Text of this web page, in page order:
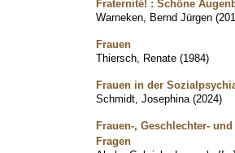
Fraternité! : Schöne
Warneken, Bernd Jürgen (
Frauen
Thiersch, Renate (1984)
Frauen in der
Schmidt, Josephina (2024)
Frauen-, Geschlechter-
Fragen